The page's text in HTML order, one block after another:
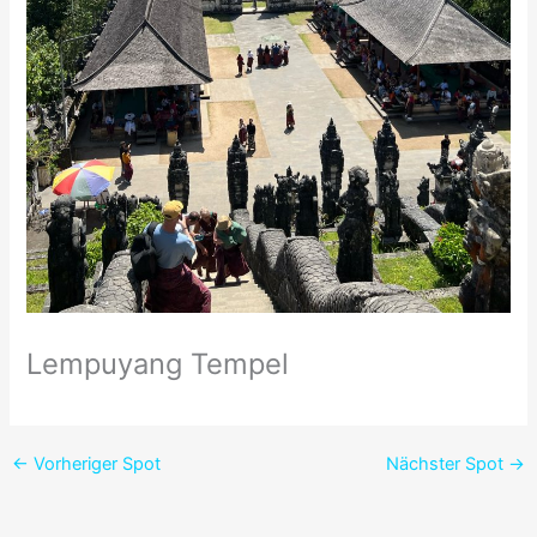
Lempuyang Tempel
← Vorheriger Spot Nächster Spot →